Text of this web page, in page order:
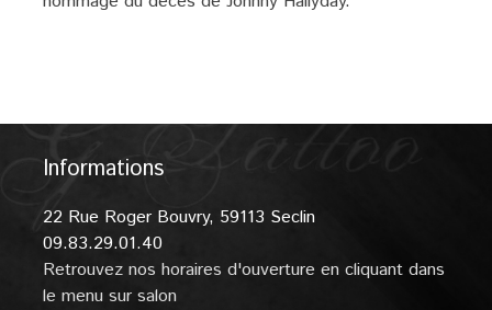
Informations
22 Rue Roger Bouvry, 59113 Seclin
09.83.29.01.40
Retrouvez nos horaires d'ouverture en cliquant dans
le menu sur salon